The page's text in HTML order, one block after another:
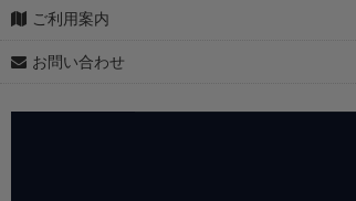
ご利用案内
お問い合わせ